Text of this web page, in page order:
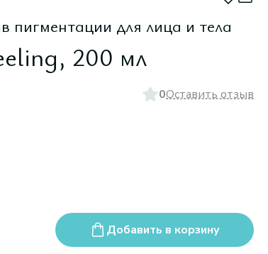
для лица и тела
200 мл
0Оставить отзыв
Добавить в корзину